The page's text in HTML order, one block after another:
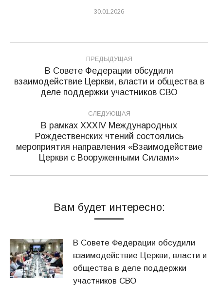
30.01.2026
Навигация
записям
ПРЕДЫДУЩАЯ
Предыдущая
запись:
В Совете Федерации обсудили
взаимодействие Церкви, власти и общества в
деле поддержки участников СВО
СЛЕДУЮЩАЯ
Следующая
запись:
В рамках XXXIV Международных
Рождественских чтений состоялись
мероприятия направления «Взаимодействие
Церкви с Вооруженными Силами»
Вам будет интересно:
В Совете Федерации обсудили
взаимодействие Церкви, власти и
общества в деле поддержки
участников СВО